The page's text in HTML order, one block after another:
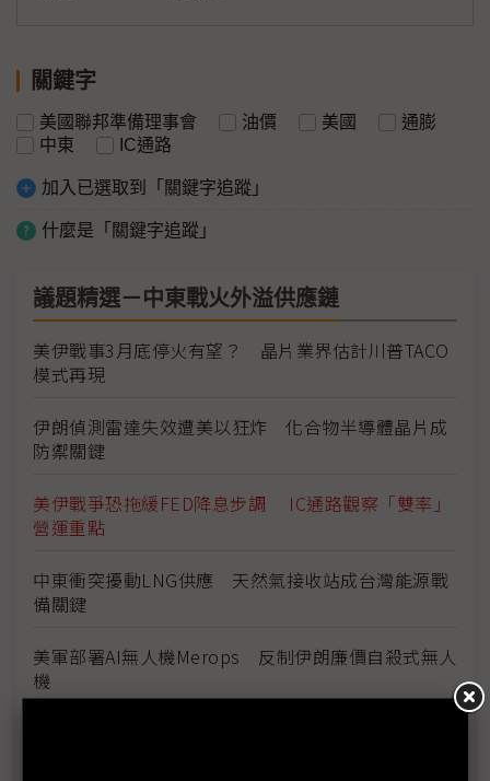
關鍵字
美國聯邦準備理事會 油價 美國
通膨
中東
IC通路
加入已選取到「關鍵字追蹤」
什麼是「關鍵字追蹤」
議題精選－中東戰火外溢供應鏈
美伊戰事3月底停火有望？ 晶片業界估計川普TACO
模式再現
伊朗偵測雷達失效遭美以狂炸 化合物半導體晶片成
防禦關鍵
美伊戰爭恐拖緩FED降息步調 IC通路觀察「雙率」
營運重點
中東衝突擾動LNG供應 天然氣接收站成台灣能源戰
備關鍵
美軍部署AI無人機Merops 反制伊朗廉價自殺式無人
機